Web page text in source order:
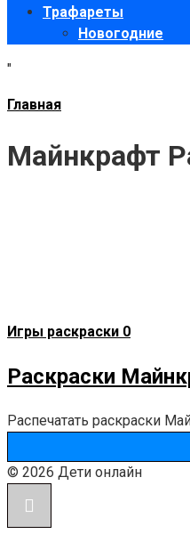
Трафареты
Новогодние
"
Главная
Майнкрафт
Игры раскраски 0
Раскраски
Распечатать раскраски
© 2026 Дети онлайн